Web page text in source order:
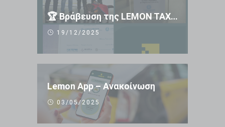
🏆 Βράβευση της LEMON TAXI APP 🏆
19/12/2025
Lemon App – Ανακοίνωση
03/05/2025